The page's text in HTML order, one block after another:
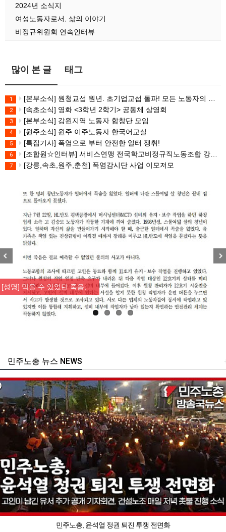
2024년 소식지
여성노동자로서, 삶의 이야기
비정규위원회 연속인터뷰
많이 본 글 태그
1 [본부소식] 원청교섭 원년. 초기업교섭 돌파! 모든 노동자의 노동기본권 쟁취! 민주노총 7.15 총파업대회
2 [속초소식] 영화 <3학년 2학기> 공동체 상영회
3 [본부소식] 강원지역 노동자 합창단 모임
4 [원주소식] 원주 이주노동자 한국어교실
5 [특집기사] 폭염으로 부터 안전한 일터 쟁취!
6 [조합원☆인터뷰] 서비스연맹 전국학교비정규직노동조합 강원지부 김유미 춘천지회장
7 [강릉,속초,원주,춘천] 폭염감시단 사업 이모저모
[성명] 막을 수 있었던 죽음, …
주노총 뉴스 NEWS
민주노총, 윤석열 정권 퇴진 투쟁 전면화